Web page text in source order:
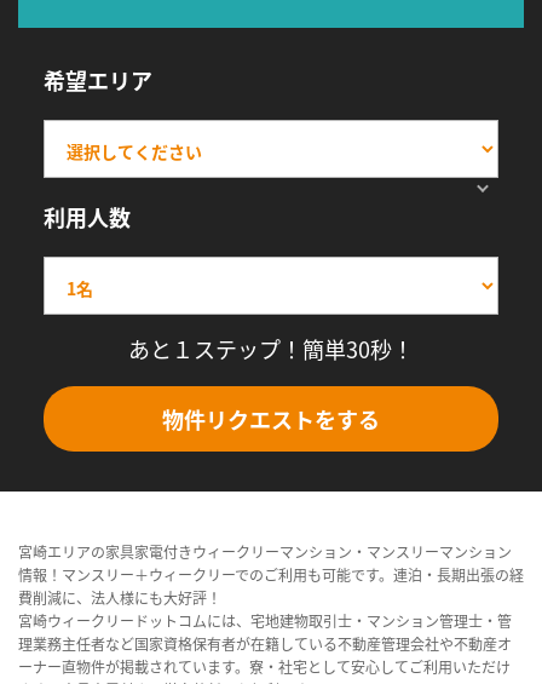
希望エリア
利用人数
あと１ステップ！簡単30秒！
物件リクエストをする
宮崎エリアの家具家電付きウィークリーマンション・マンスリーマンション
情報！マンスリー＋ウィークリーでのご利用も可能です。連泊・長期出張の経
費削減に、法人様にも大好評！
宮崎ウィークリードットコムには、宅地建物取引士・マンション管理士・管
理業務主任者など国家資格保有者が在籍している不動産管理会社や不動産オ
ーナー直物件が掲載されています。寮・社宅として安心してご利用いただけ